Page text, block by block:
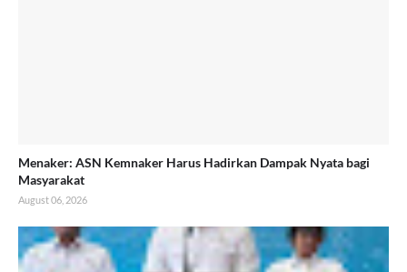
Menaker: ASN Kemnaker Harus Hadirkan Dampak Nyata bagi
Masyarakat
August 06, 2026